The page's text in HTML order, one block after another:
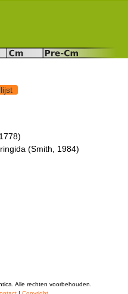
(Smith, 1984)
Alle rechten voorbehouden.